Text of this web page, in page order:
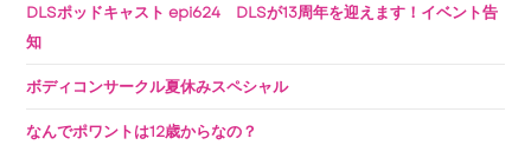
DLSポッドキャスト epi624 DLSが13周年を迎えます！イベント告
知
ボディコンサークル夏休みスペシャル
なんでポワントは12歳からなの？